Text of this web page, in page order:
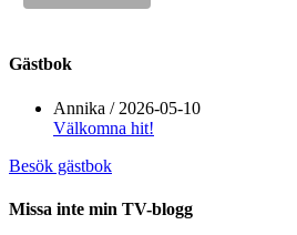
Gästbok
Annika / 2026-05-10
Välkomna hit!
Besök gästbok
Missa inte min TV-blogg